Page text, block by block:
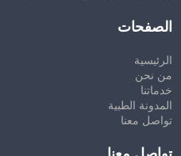
الصفحات
الرئيسية
من نحن
خدماتنا
المدونة الطبية
تواصل معنا